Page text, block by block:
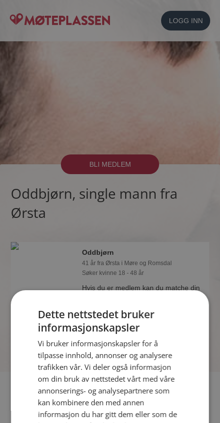
LOGG INN
BLI MEDLEM
Oddbjørn, single mann fra
Ørsta
Oddbjørn
41 år fra Ørsta i Møre og Romsdal
Søker kvinne 18 - 48 år
Hvis du er medlem kan du matche din
dere sammen som hånd i hanske?
Fler single
Flere singlemenn fra Ørsta: Andre,Per Morten,Torat
Dette nettstedet bruker
informasjonskapsler
Vi bruker informasjonskapsler for å
tilpasse innhold, annonser og analysere
trafikken vår. Vi deler også informasjon
om din bruk av nettstedet vårt med våre
annonserings- og analysepartnere som
kan kombinere den med annen
informasjon du har gitt dem eller som de